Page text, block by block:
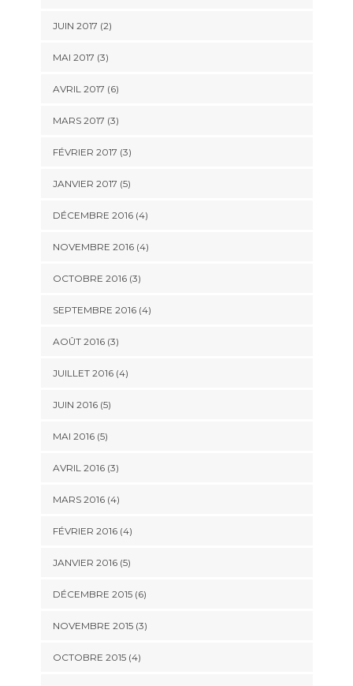
JUIN 2017 (2)
MAI 2017 (3)
AVRIL 2017 (6)
MARS 2017 (3)
FÉVRIER 2017 (3)
JANVIER 2017 (5)
DÉCEMBRE 2016(4)
NOVEMBRE 2016(4)
OCTOBRE 2016(3)
SEPTEMBRE 2016(4)
AOÛT 2016(3)
JUILLET 2016(4)
JUIN 2016(5)
MAI 2016(5)
AVRIL 2016(3)
MARS 2016(4)
FÉVRIER 2016(4)
JANVIER 2016(5)
DÉCEMBRE 2015(6)
NOVEMBRE 2015(3)
OCTOBRE 2015(4)